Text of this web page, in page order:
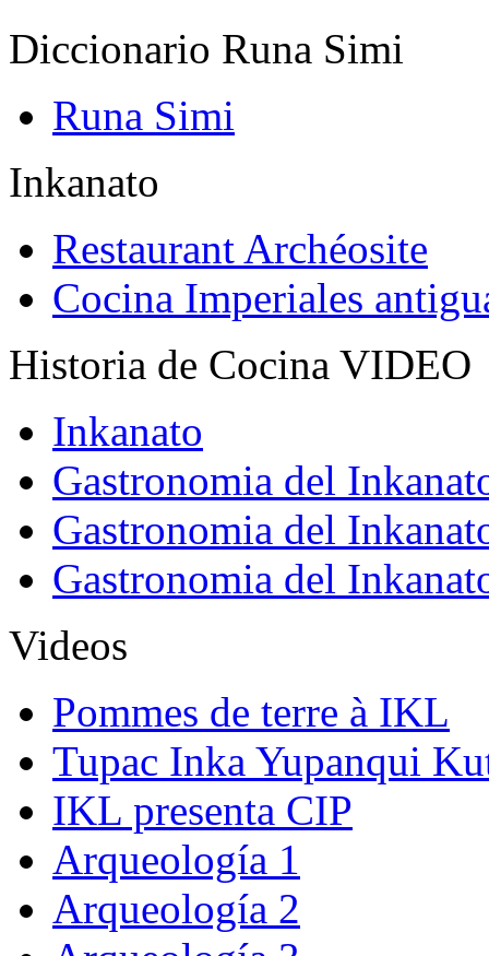
Diccionario Runa Simi
Runa Simi
Inkanato
Restaurant Archéosite
Cocina Imperiales
Historia de Cocina VIDEO
Inkanato
Gastronomia del
Gastronomia del
Gastronomia del
Videos
Pommes de terre à IKL
Tupac Inka Yupanqui
IKL presenta CIP
Arqueología 1
Arqueología 2